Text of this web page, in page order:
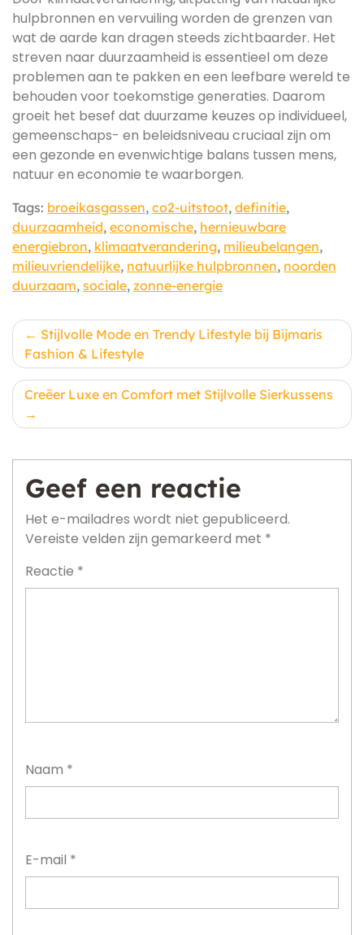
hulpbronnen en vervuiling worden de grenzen van
wat de aarde kan dragen steeds zichtbaarder. Het
streven naar duurzaamheid is essentieel om deze
problemen aan te pakken en een leefbare wereld te
behouden voor toekomstige generaties. Daarom
groeit het besef dat duurzame keuzes op individueel,
gemeenschaps- en beleidsniveau cruciaal zijn om
een gezonde en evenwichtige balans tussen mens,
natuur en economie te waarborgen.
Tags: broeikasgassen, co2-uitstoot, definitie,
duurzaamheid, economische, hernieuwbare
energiebron, klimaatverandering, milieubelangen,
milieuvriendelijke, natuurlijke hulpbronnen, noorden
duurzaam, sociale, zonne-energie
Berichtnavigatie
Stijlvolle Mode en Trendy Lifestyle bij Bijmaris
Fashion & Lifestyle
Creëer Luxe en Comfort met Stijlvolle Sierkussens
Geef een reactie
Het e-mailadres wordt niet gepubliceerd.
Vereiste velden zijn gemarkeerd met *
Reactie *
Naam *
E-mail *